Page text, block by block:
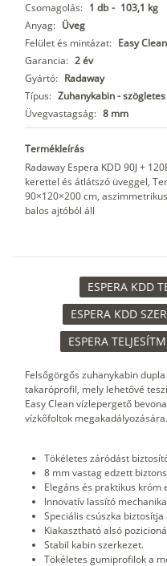
Csomagolás: 1 db - 103,1 kg
Anyag: Üveg
Felület és mintázat: Easy Clean
Garancia: 2 év
Gyártó: Radaway
Típus: Zuhanykabin - szögletes
Üvegvastagság: 8 mm
Termékleírás
Radaway Espera KDD 90J +
kerettel és átlátszó üveggel,
90×120×200 cm,
balos ajtóból áll
ESPERA KDD
ESPERA KDD
ESPERA
Felsőgörgős zuhanykabin
takaróprofil, mely lehetővé
Easy Clean vízlepergető
vízkőfoltok megakadályozására.
Tökéletes záródást
8 mm vastag edzett
Elegáns és praktikus króm
Innovatív lassító
Speciális csúszka
Kiakasztható alsó
Stabil kabin szerkezet.
Tökéletes gumiprofilok a